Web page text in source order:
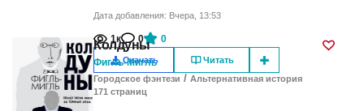
Дата добавления: Вчера, 13:53
1к 0 0
Скачать Читать
Колдуны
Фигль-Мигль
Городское фэнтези / Альтернативная история
171 cтраниц